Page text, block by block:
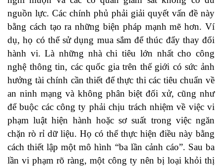
nguồn lực. Các chính phủ phải giải quyết vấn đề này
bằng cách tạo ra những biện pháp mạnh mẽ hơn. Ví
dụ, họ có thể sử dụng mua sắm để thúc đẩy thay đổi
hành vi. Là những nhà chi tiêu lớn nhất cho công
nghệ thông tin, các quốc gia trên thế giới có sức ảnh
hưởng tài chính cần thiết để thực thi các tiêu chuẩn về
an ninh mạng và không phân biệt đối xử, cũng như
để buộc các công ty phải chịu trách nhiệm về việc vi
phạm luật hiện hành hoặc sơ suất trong việc ngăn
chặn rò rỉ dữ liệu. Họ có thể thực hiện điều này bằng
cách thiết lập một mô hình “ba lần cảnh cáo”. Sau ba
lần vi phạm rõ ràng, một công ty nên bị loại khỏi thị